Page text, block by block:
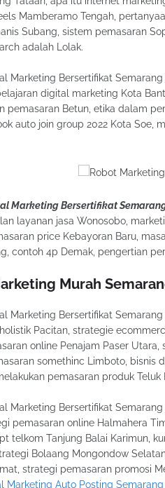
Mamberamo Tengah,
Subang, sistem pemasaran
adalah Lolak.
Marketing Bersertifikat
digital marketing Kota
pemasaran Betun, etika dalam
auto join group 2022 Kota Soe,
Marketing Bersertifikat
layanan jasa Wonosobo,
price Kebayoran Baru,
contoh 4p Demak, pengertian
Murah
Marketing Bersertifikat
Pacitan, strategie
online Penajam Paser
somethinc Limboto, bisnis
pemasaran produk
Marketing Bersertifikat
pemasaran online Halmahera
telkom Tanjung Balai Karimun,
Bolaang Mongondow
strategi pemasaran promosi
Marketing Auto Posting Semarang